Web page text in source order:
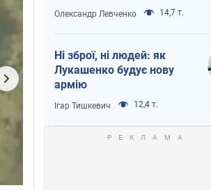
Олександр Левченко 14,7 т.
Ні зброї, ні людей: як
Лукашенко будує нову
армію
Ігар Тишкевич 12,4 т.